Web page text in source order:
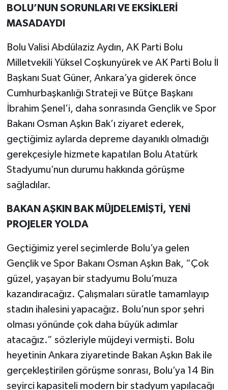
BOLU’NUN SORUNLARI VE EKSİKLERİ
MASADAYDI
Bolu Valisi Abdülaziz Aydın, AK Parti Bolu
Milletvekili Yüksel Coşkunyürek ve AK Parti Bolu İl
Başkanı Suat Güner, Ankara’ya giderek önce
Cumhurbaşkanlığı Strateji ve Bütçe Başkanı
İbrahim Şenel’i, daha sonrasında Gençlik ve Spor
Bakanı Osman Aşkın Bak’ı ziyaret ederek,
geçtiğimiz aylarda depreme dayanıklı olmadığı
gerekçesiyle hizmete kapatılan Bolu Atatürk
Stadyumu’nun durumu hakkında görüşme
sağladılar.
BAKAN AŞKIN BAK MÜJDELEMİŞTİ, YENİ
PROJELER YOLDA
Geçtiğimiz yerel seçimlerde Bolu’ya gelen
Gençlik ve Spor Bakanı Osman Aşkın Bak, “Çok
güzel, yaşayan bir stadyumu Bolu’muza
kazandıracağız. Çalışmaları süratle tamamlayıp
stadın ihalesini yapacağız. Bolu’nun spor şehri
olması yönünde çok daha büyük adımlar
atacağız.” sözleriyle müjdeyi vermişti. Bolu
heyetinin Ankara ziyaretinde Bakan Aşkın Bak ile
gerçekleştirilen görüşme sonrası, Bolu’ya 14 Bin
seyirci kapasiteli modern bir stadyum yapılacağı